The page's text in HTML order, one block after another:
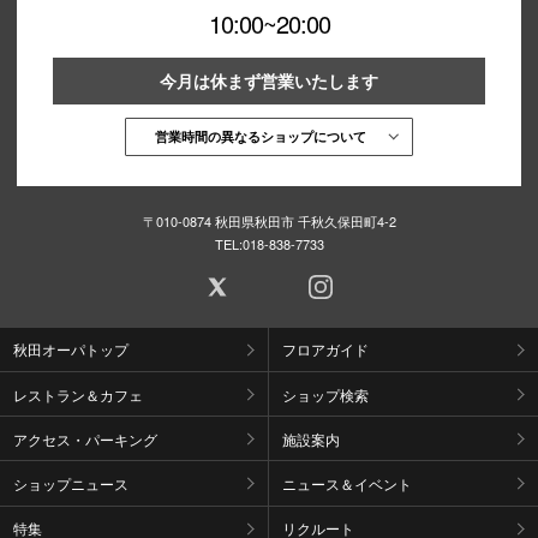
10:00~20:00
今月は休まず営業いたします
営業時間の異なるショップについて
〒010-0874 秋田県秋田市 千秋久保田町4-2
TEL:018-838-7733
秋田オーパトップ フロアガイド
レストラン＆カフェ ショップ検索
アクセス・パーキング 施設案内
ショップニュース ニュース＆イベント
特集 リクルート